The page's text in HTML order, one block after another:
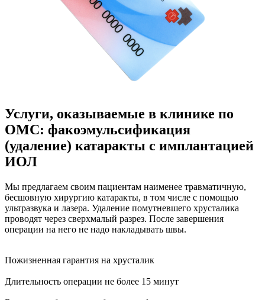
Услуги, оказываемые в клинике по
ОМС: факоэмульсификация
(удаление) катаракты с имплантацией
ИОЛ
Мы предлагаем своим пациентам наименее травматичную,
бесшовную хирургию катаракты, в том числе с помощью
ультразвука и лазера. Удаление помутневшего хрусталика
проводят через сверхмалый разрез. После завершения
операции на него не надо накладывать швы.
Пожизненная гарантия на хрусталик
Длительность операции не более 15 минут